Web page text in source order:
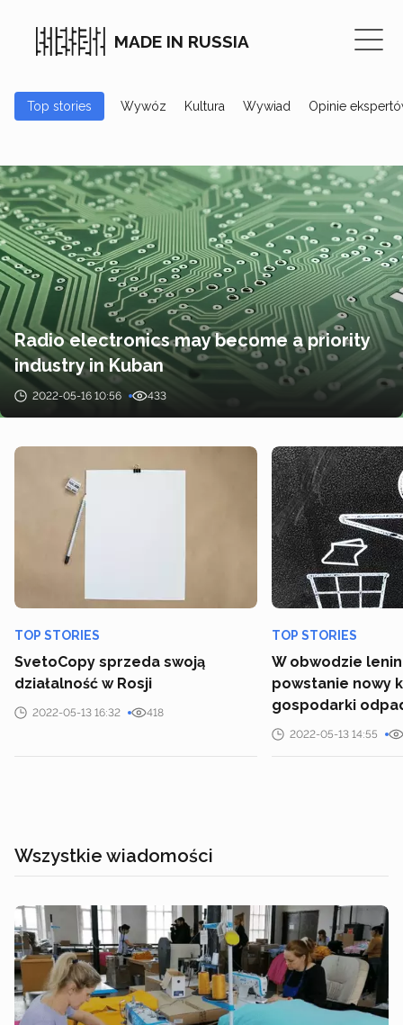
MADE IN RUSSIA
Top stories Wywóz Kultura Wywiad Opinie
Radio electronics may become a priority
industry in Kuban
2022-05-16 10:56 433
TOP STORIES
SvetoCopy sprzeda swoją
działalność w Rosji
2022-05-13 16:32 418
TOP STORIES
W obwodzie
powstanie nowy
gospodarki
2022-05-13 14:55
Wszystkie wiadomości